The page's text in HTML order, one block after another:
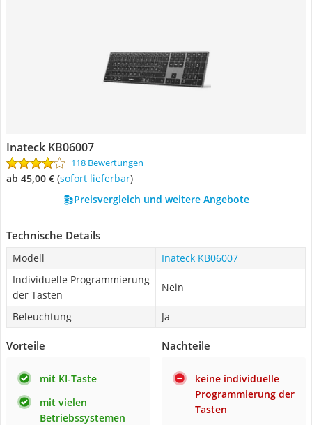
Inateck KB06007
118 Bewertungen
ab 45,00 € ( Sofort lieferbar)
Preisvergleich und weitere Angebote
Technische Details
Modell
Inateck KB06007
Individuelle Programmierung
der Tasten
Nein
Beleuchtung Ja
Vorteile
mit KI-Taste
mit vielen
Betriebssystemen
Nachteile
keine individuelle
Programmierung der
Tasten